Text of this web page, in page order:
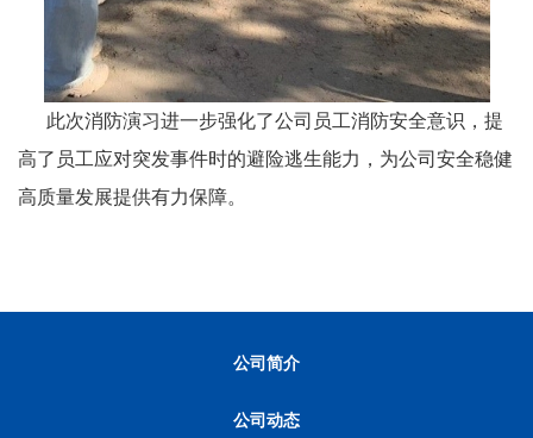
此次消防演习进一步强化了公司员工消防安全意识，提
高了员工应对突发事件时的避险逃生能力，为公司安全稳健
高质量发展提供有力保障。
公司简介
公司动态